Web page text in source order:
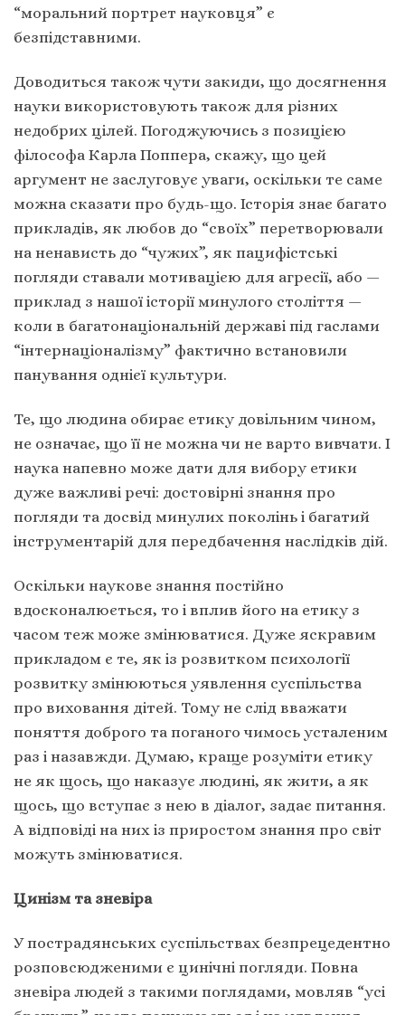
“моральний портрет науковця” є
безпідставними.
Доводиться також чути закиди, що досягнення
науки використовують також для різних
недобрих цілей. Погоджуючись з позицією
філософа Карла Поппера, скажу, що цей
аргумент не заслуговує уваги, оскільки те саме
можна сказати про будь-що. Історія знає багато
прикладів, як любов до “своїх” перетворювали
на ненависть до “чужих”, як пацифістські
погляди ставали мотивацією для агресії, або —
приклад з нашої історії минулого століття —
коли в багатонаціональній державі під гаслами
“інтернаціоналізму” фактично встановили
панування однієї культури.
Те, що людина обирає етику довільним чином,
не означає, що її не можна чи не варто вивчати. І
наука напевно може дати для вибору етики
дуже важливі речі: достовірні знання про
погляди та досвід минулих поколінь і багатий
інструментарій для передбачення наслідків дій.
Оскільки наукове знання постійно
вдосконалюється, то і вплив його на етику з
часом теж може змінюватися. Дуже яскравим
прикладом є те, як із розвитком психології
розвитку змінюються уявлення суспільства
про виховання дітей. Тому не слід вважати
поняття доброго та поганого чимось усталеним
раз і назавжди. Думаю, краще розуміти етику
не як щось, що наказує людині, як жити, а як
щось, що вступає з нею в діалог, задає питання.
А відповіді на них із приростом знання про світ
можуть змінюватися.
Цинізм та зневіра
У пострадянських суспільствах безпрецедентно
розповсюдженими є цинічні погляди. Повна
зневіра людей з такими поглядами, мовляв “усі